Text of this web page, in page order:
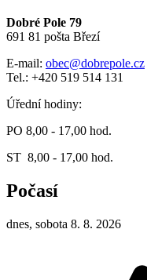
Dobré Pole 79
691 81 pošta Březí
E-mail: obec@dobrepole.cz
Tel.: +420 519 514 131
Úřední hodiny:
PO 8,00 - 17,00 hod.
ST 8,00 - 17,00 hod.
Počasí
dnes, sobota 8. 8. 2026